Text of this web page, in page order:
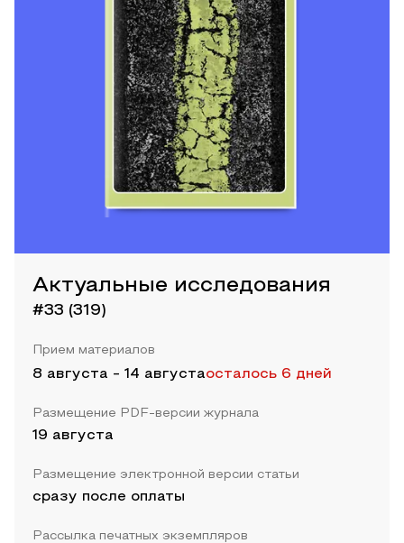
Актуальные исследования
#33 (319)
Прием материалов
8 августа - 14 августаосталось 6 дней
Размещение PDF-версии журнала
19 августа
Размещение электронной версии статьи
сразу после оплаты
Рассылка печатных экземпляров